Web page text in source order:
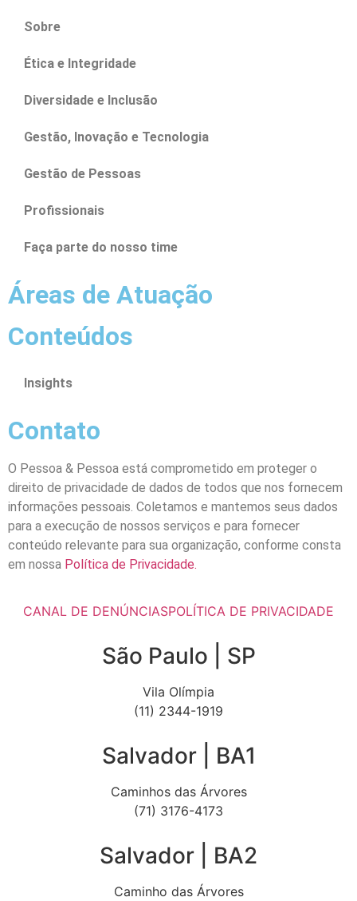
Sobre
Ética e Integridade
Diversidade e Inclusão
Gestão, Inovação e Tecnologia
Gestão de Pessoas
Profissionais
Faça parte do nosso time
Áreas de Atuação
Conteúdos
Insights
Contato
O Pessoa & Pessoa está comprometido em proteger o
direito de privacidade de dados de todos que nos fornecem
informações pessoais. Coletamos e mantemos seus dados
para a execução de nossos serviços e para fornecer
conteúdo relevante para sua organização, conforme consta
em nossa Política de Privacidade.
CANAL DE DENÚNCIASPOLÍTICA DE PRIVACIDADE
São Paulo | SP
Vila Olímpia
(11) 2344-1919
Salvador | BA1
Caminhos das Árvores
(71) 3176-4173
Salvador | BA2
Caminho das Árvores